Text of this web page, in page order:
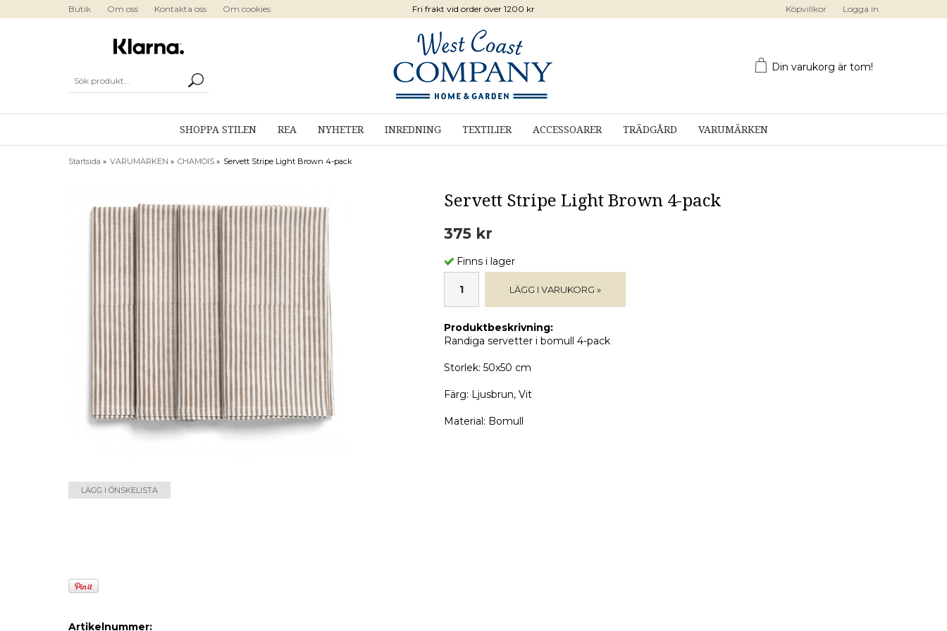
Butik Om oss Kontakta oss Om cookies Köpvillkor Logga in
Fri frakt vid order över 1200 kr
Din varukorg är tom!
SHOPPA STILEN REA NYHETER INREDNING TEXTILIER ACCESSOARER TRÄDGÅRD VARUMÄRKEN
Startsida » VARUMÄRKEN » CHAMOIS » Servett Stripe Light Brown 4-pack
LÄGG I ÖNSKELISTA
Artikelnummer:
Servett Stripe Light Brown 4-pack
375 kr
Finns i lager
LÄGG I VARUKORG »
Produktbeskrivning:
Randiga servetter i bomull 4-pack
Storlek: 50x50 cm
Färg: Ljusbrun, Vit
Material: Bomull